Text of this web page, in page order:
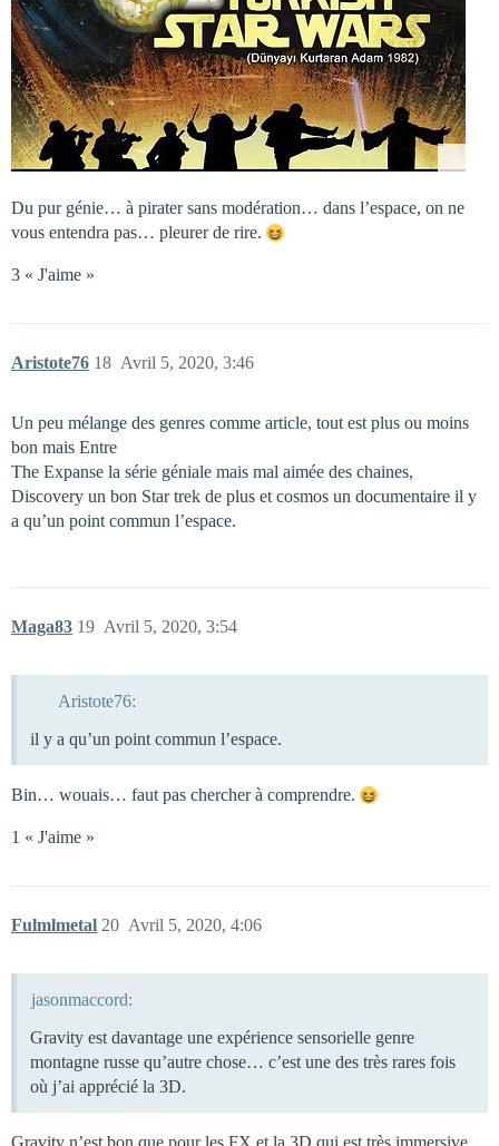
Du pur génie… à pirater sans modération… dans l’espace, on ne
vous entendra pas… pleurer de rire.
3 « J'aime »
Aristote76 Avril 5, 2020, 3:46
18
Un peu mélange des genres comme article, tout est plus ou moins
bon mais Entre
The Expanse la série géniale mais mal aimée des chaines,
Discovery un bon Star trek de plus et cosmos un documentaire il y
a qu’un point commun l’espace.
Maga83 Avril 5, 2020, 3:54
19
Aristote76:
il y a qu’un point commun l’espace.
Bin… wouais… faut pas chercher à comprendre.
1 « J'aime »
Fulmlmetal Avril 5, 2020, 4:06
20
jasonmaccord:
Gravity est davantage une expérience sensorielle genre
montagne russe qu’autre chose… c’est une des très rares fois
où j’ai apprécié la 3D.
Gravity n’est bon que pour les FX et la 3D qui est très immersive